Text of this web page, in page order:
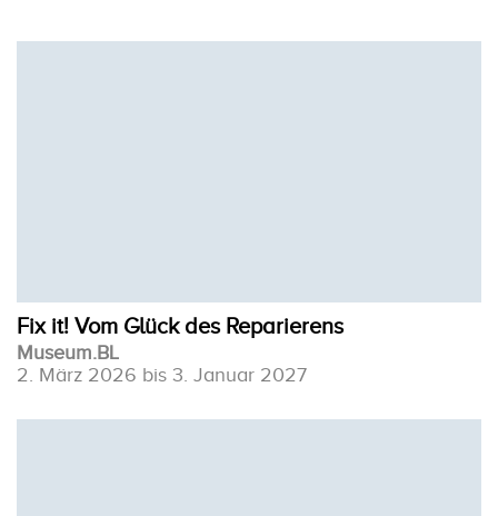
Fix it! Vom Glück des Reparierens
Museum.BL
2. März 2026 bis 3. Januar 2027